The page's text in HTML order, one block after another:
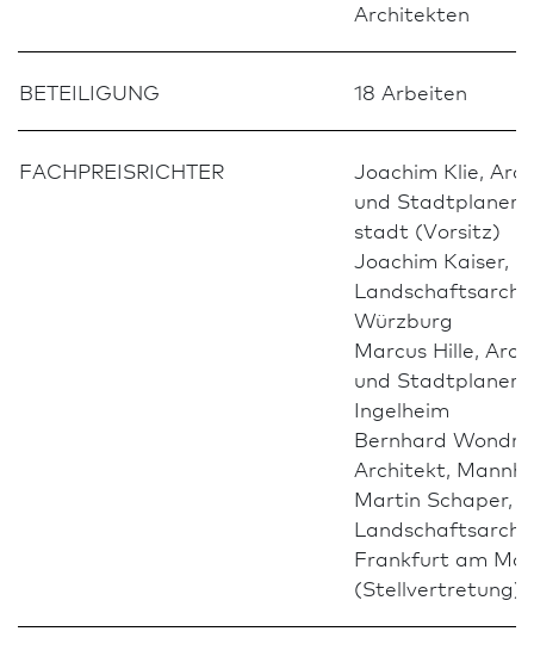
Architekten
BETEILIGUNG 18 Arbeiten
FACH­PREIS­RICHTER
Joachim Klie,
und
stadt (Vorsitz)
Joachim Kaiser,
Würzburg
Marcus Hille,
und Stadt­planer,
Ingelheim
Bernhard
Architekt,
Martin Schaper,
Frank­furt am
(Stellvertretung)